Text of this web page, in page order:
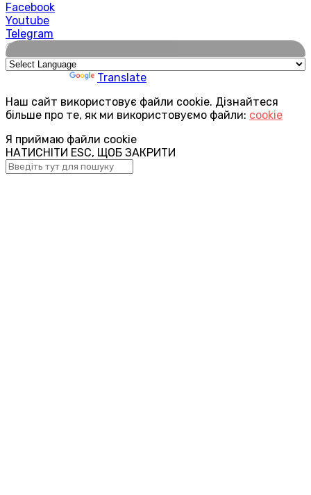
Facebook
Youtube
Telegram
🌍
Translate
Наш сайт використовує файли cookie. Дізнайтеся
більше про те, як ми використовуємо файли: cookie
Я приймаю файли cookie
НАТИСНІТИ ESC, ЩОБ ЗАКРИТИ